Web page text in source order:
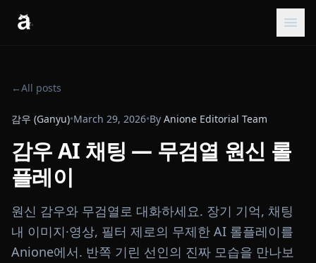
←All posts
감우 (Ganyu)•March 29, 2026•By Anione Editorial Team
감우 AI 채팅 — 무검열 원신 롤
플레이
원신 감우와 무검열로 대화하세요. 장기 기억, 채팅
내 이미지·영상, 필터 제로의 무제한 AI 롤플레이를
Anione에서. 반쪽 기린 선인의 진짜 모습을 만나보